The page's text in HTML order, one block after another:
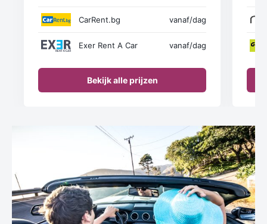
CarRent.bg vanaf/dag
Exer Rent A Car vanaf/dag
Bekijk alle prijzen